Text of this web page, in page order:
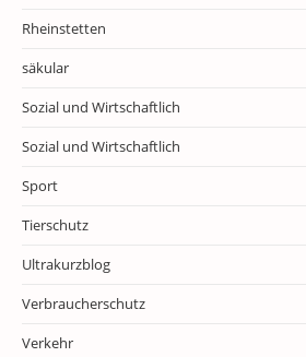
Rheinstetten
säkular
Sozial und Wirtschaftlich
Sozial und Wirtschaftlich
Sport
Tierschutz
Ultrakurzblog
Verbraucherschutz
Verkehr